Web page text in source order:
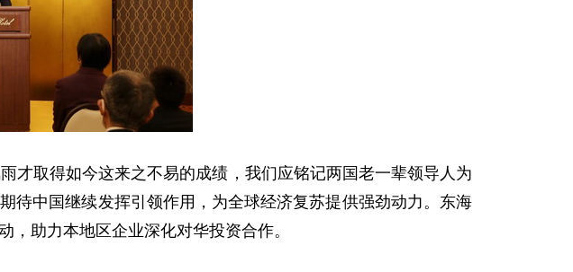
才取得如今这来之不易的成绩，我们应铭记两国老一辈领导人为
待中国继续发挥引领作用，为全球经济复苏提供强劲动力。东海
，助力本地区企业深化对华投资合作。